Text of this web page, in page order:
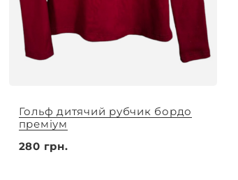
Гольф дитячий рубчик бордо
преміум
280 грн.